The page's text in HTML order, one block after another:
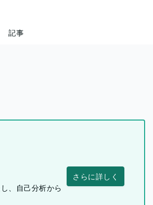
記事
、自己分析から
さらに詳しく